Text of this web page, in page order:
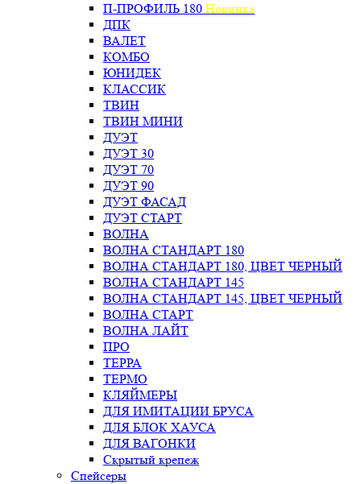
П-ПРОФИЛЬ 180 Новинка
ДПК
ВАЛЕТ
КОМБО
ЮНИДЕК
КЛАССИК
ТВИН
ТВИН МИНИ
ДУЭТ
ДУЭТ 30
ДУЭТ 70
ДУЭТ 90
ДУЭТ ФАСАД
ДУЭТ СТАРТ
ВОЛНА
ВОЛНА СТАНДАРТ 180
ВОЛНА СТАНДАРТ 180, ЦВЕТ ЧЕРНЫЙ
ВОЛНА СТАНДАРТ 145
ВОЛНА СТАНДАРТ 145, ЦВЕТ ЧЕРНЫЙ
ВОЛНА СТАРТ
ВОЛНА ЛАЙТ
ПРО
ТЕРРА
ТЕРМО
КЛЯЙМЕРЫ
ДЛЯ ИМИТАЦИИ БРУСА
ДЛЯ БЛОК ХАУСА
ДЛЯ ВАГОНКИ
Скрытый крепеж
Спейсеры